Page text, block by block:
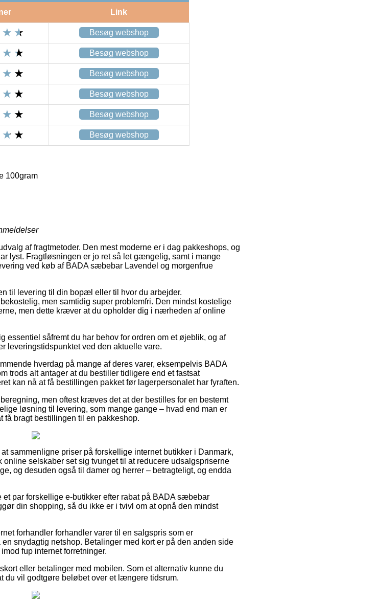
Link
Besøg webshop
Besøg webshop
Besøg webshop
Besøg webshop
Besøg webshop
Besøg webshop
100gram
af fragtmetoder. Den mest moderne er i dag pakkeshops, og
lyst. Fragtløsningen er jo ret så let gængelig, samt i mange
ved køb af BADA sæbebar Lavendel og morgenfrue
til levering til din bopæl eller til hvor du arbejder.
men samtidig super problemfri. Den mindst kostelige
men dette kræver at du opholder dig i nærheden af online
såfremt du har behov for ordren om et øjeblik, og af
leveringstidspunktet ved den aktuelle vare.
hverdag på mange af deres varer, eksempelvis BADA
trods alt antager at du bestiller tidligere end et fastsat
kan nå at få bestillingen pakket før lagerpersonalet har fyraften.
men oftest kræves det at der bestilles for en bestemt
løsning til levering, som mange gange – hvad end man er
bragt bestillingen til en pakkeshop.
sammenligne priser på forskellige internet butikker i Danmark,
selskaber set sig tvunget til at reducere udsalgspriserne
og desuden også til damer og herrer – betragteligt, og endda
par forskellige e-butikker efter rabat på BADA sæbebar
din shopping, så du ikke er i tvivl om at opnå den mindst
forhandler forhandler varer til en salgspris som er
snydagtig netshop. Betalinger med kort er på den anden side
fup internet forretninger.
eller betalinger med mobilen. Som et alternativ kunne du
du vil godtgøre beløbet over et længere tidsrum.